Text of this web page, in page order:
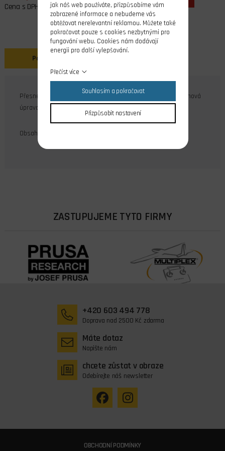
Cena s DPH
Popis
Přesné ocelové stavěcí imbus šrouby M3x3, DIN 913, povrchová
úprava černění.
Obsah balení: 10 ks
ZASTUPUJEME TYTO FIRMY
+420 603 494 778
Doprava nad 2500 Kč zdarma
Máte dotaz
Napište nám
chcete zůstat v obraze
Odebírejte náš newsletter
OBCHODNÍ PODMÍNKY
jak náš web používáte, přizpůsobíme vám
zobrazené informace a nebudeme vás
obtěžovat nerelevantní reklamou. Můžete také
pokračovat pouze s cookies nezbytnými pro
fungování webu. Cookies nám dodávají
energii pro další vylepšování.
Přečíst více
Souhlasím a pokračovat
Přizpůsobit nastavení